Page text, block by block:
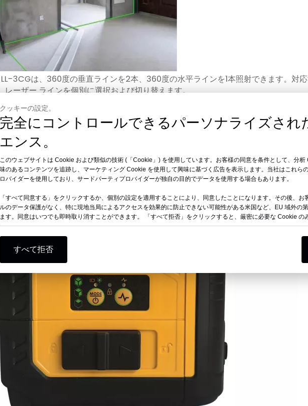
3CGは、360度の垂直ラインを2本、360度の水平ラインを1本照射できます。対
レーザー ラインを個別に選択および切り替えます。
クッキーの設定。
完全にコントロールできるパーソナライズされ
エンス。
このウェブサイトは Cookie および類似の技術 (「Cookie」) を使用しています。お客様の同意を条件として、分
味のあるコンテンツを追跡し、マーケティング Cookie を使用して興味に基づく広告を表示します。当社はこれら
ロバイダーを使用しており、サードパーティプロバイダーが独自の目的でデータを使用する場合もあります。
「すべて同意する」をクリックするか、個別の設定を適用することにより、同意したことになります。その後、
ルのデータ保護がなく、特に現地当局によるアクセスを効果的に防止できない可能性がある米国など、EU 域外の
ます。同意はいつでも即時取り消すことができます。 「すべて拒否」をクリックすると、厳密に必要な Cookie の
すべて拒否